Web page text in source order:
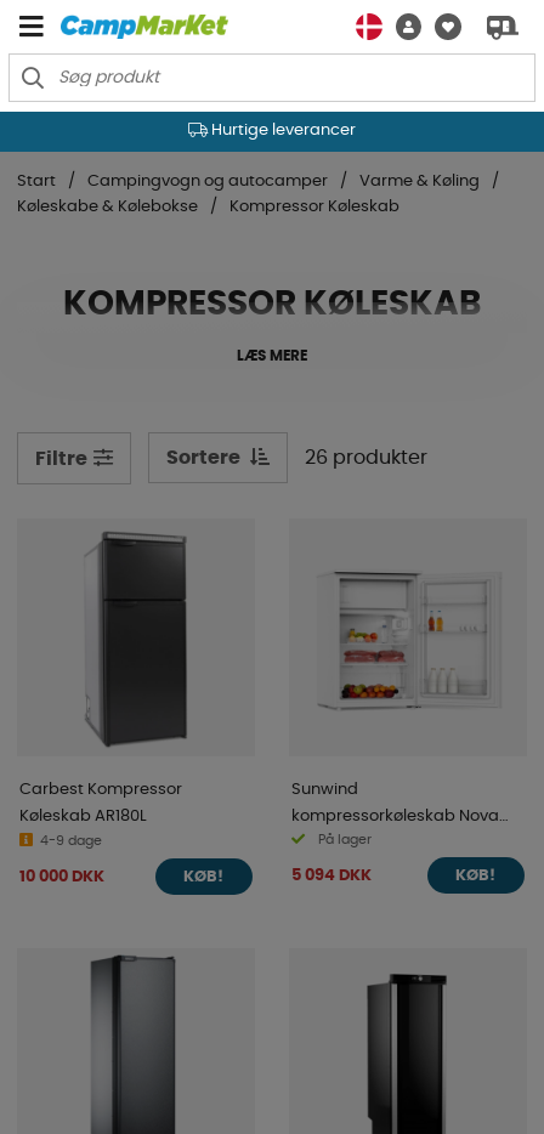
Hurtige leverancer
Start Campingvogn og autocamper
Varme & Køling
Køleskabe & Kølebokse
Kompressor Køleskab
KOMPRESSOR KØLESKAB
LÆS MERE
Filtre Sortere 26 produkter
Carbest Kompressor
Køleskab AR180L
4-9 dage
10 000 DKK KØB!
Sunwind
kompressorkøleskab Nova
116l, 12/24V
På lager
5 094 DKK KØB!